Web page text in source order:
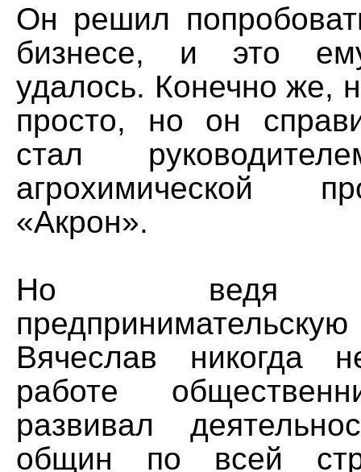
Он решил
бизнесе, и это
удалось. Конечно же,
просто, но он
стал
агрохимической
«Акрон».
Но ведя
Вячеслав никогда
работе
развивал
общин по всей